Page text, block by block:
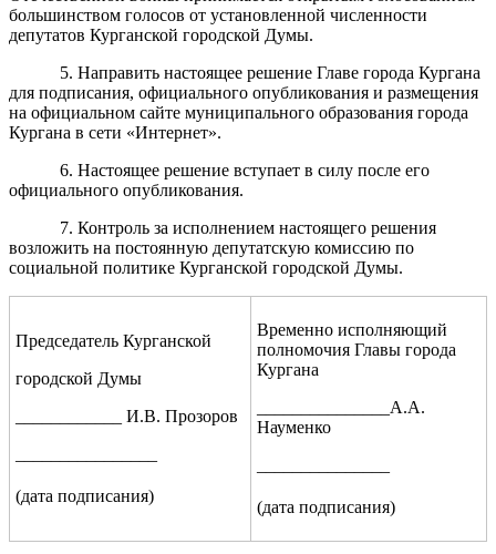
большинством голосов от установленной численности
депутатов Курганской городской Думы.
5. Направить настоящее решение Главе города Кургана
для подписания, официального опубликования и размещения
на официальном сайте муниципального образования города
Кургана в сети «Интернет».
6. Настоящее решение вступает в силу после его
официального опубликования.
7. Контроль за исполнением настоящего решения
возложить на постоянную депутатскую комиссию по
социальной политике Курганской городской Думы.
Председатель Курганской
городской Думы
____________ И.В. Прозоров
(дата подписания)
Временно исполняющий
полномочия Главы города
Кургана
_______________А.А.
Науменко
(дата подписания)